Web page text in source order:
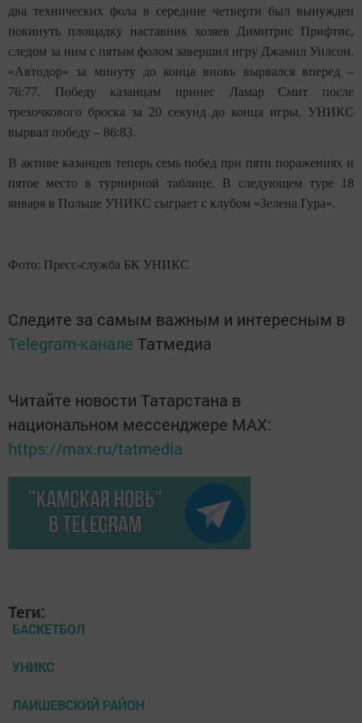
два технических фола в середине четверти был вынужден
покинуть площадку наставник хозяев Димитрис Прифтис,
следом за ним с пятым фолом завершил игру Джамил Уилсон.
«Автодор» за минуту до конца вновь вырвался вперед –
76:77. Победу казанцам принес Ламар Смит после
трехочкового броска за 20 секунд до конца игры. УНИКС
вырвал победу – 86:83.
В активе казанцев теперь семь побед при пяти поражениях и
пятое место в турнирной таблице. В следующем туре 18
января в Польше УНИКС сыграет с клубом «Зелена Гура».
Фото: Пресс-служба БК УНИКС
Следите за самым важным и интересным в
Telegram-канале Татмедиа
Читайте новости Татарстана в
национальном мессенджере MАХ:
https://max.ru/tatmedia
Теги:
БАСКЕТБОЛ
УНИКС
ЛАИШЕВСКИЙ РАЙОН